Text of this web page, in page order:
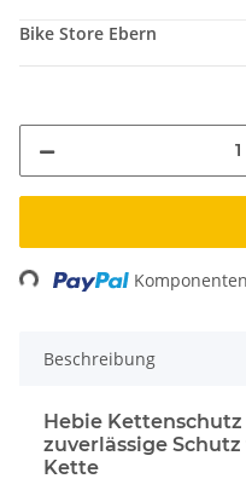
Bike Store Ebern
Beschreibung
Hebie Kettenschutz
zuverlässige
Kette